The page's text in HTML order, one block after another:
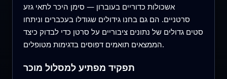
אשכולות כדוריים בעוברון — סימן היכר לתאי גזע
סרטניים. הם גם בחנו גידולים שגודלו בעכברים וניתחו
סטים גדולים של נתונים ציבוריים על סרטן כדי לבדוק כיצד
הממצאים תואמים דפוסים בדגימות מטופלים.
תפקיד מפתיע למסלול מוכר